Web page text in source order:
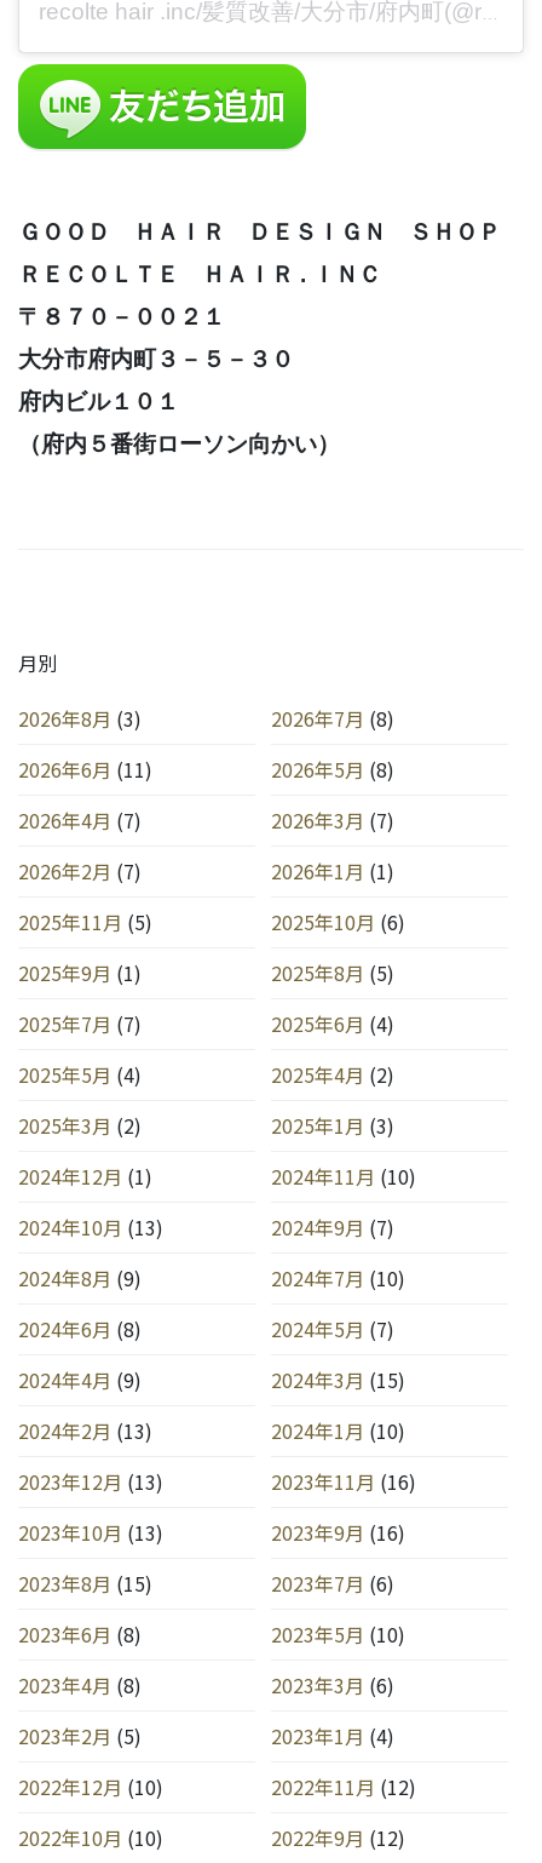
ＧＯＯＤ ＨＡＩＲ ＤＥＳＩＧＮ ＳＨＯＰ
ＲＥＣＯＬＴＥ ＨＡＩＲ . ＩＮＣ
〒８７０－００２１
大分市府内町３－５－３０
府内ビル１０１
（府内５番街ローソン向かい）
月別
2026年8月 (3) 2026年7月 (8)
2026年6月 (11) 2026年5月 (8)
2026年4月 (7) 2026年3月 (7)
2026年2月 (7) 2026年1月 (1)
2025年11月 (5) 2025年10月 (6)
2025年9月 (1) 2025年8月 (5)
2025年7月 (7) 2025年6月 (4)
2025年5月 (4) 2025年4月 (2)
2025年3月 (2) 2025年1月 (3)
2024年12月 (1) 2024年11月 (10)
2024年10月 (13) 2024年9月 (7)
2024年8月 (9) 2024年7月 (10)
2024年6月 (8) 2024年5月 (7)
2024年4月 (9) 2024年3月 (15)
2024年2月 (13) 2024年1月 (10)
2023年12月 (13) 2023年11月 (16)
2023年10月 (13) 2023年9月 (16)
2023年8月 (15) 2023年7月 (6)
2023年6月 (8) 2023年5月 (10)
2023年4月 (8) 2023年3月 (6)
2023年2月 (5) 2023年1月 (4)
2022年12月 (10) 2022年11月 (12)
2022年10月 (10) 2022年9月 (12)